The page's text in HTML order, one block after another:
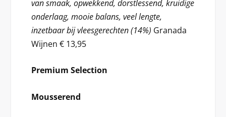
van smaak, opwekkend, dorstlessend, kruidige
onderlaag, mooie balans, veel lengte,
inzetbaar bij vleesgerechten (14%) Granada
Wijnen € 13,95
Premium Selection
Mousserend